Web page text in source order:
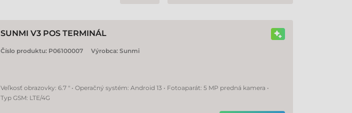
SUNMI V3 POS TERMINÁL
Číslo produktu: P06100007 Výrobca: Sunmi
Veľkosť obrazovky: 6.7 " • Operačný systém: Android 13 • Fotoaparát: 5 MP predná kamera •
Typ GSM: LTE/4G